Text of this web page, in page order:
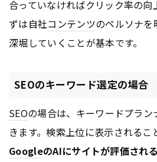
合っていなければクリック率の
ずは自社コンテンツのペルソナを
深堀していくことが基本です。
SEOのキーワード選定の場合
SEOの場合は、キーワードプラ
きます。検索上位に表示されるこ
GoogleのAIにサイトが評価され